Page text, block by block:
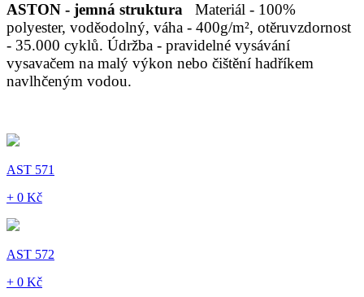
ASTON - jemná struktura
Materiál - 100%
polyester, voděodolný, váha - 400g/m², otěruvzdornost
- 35.000 cyklů. Údržba - pravidelné vysávání
vysavačem na malý výkon nebo čištění hadříkem
navlhčeným vodou.
AST 571
+ 0 Kč
AST 572
+ 0 Kč